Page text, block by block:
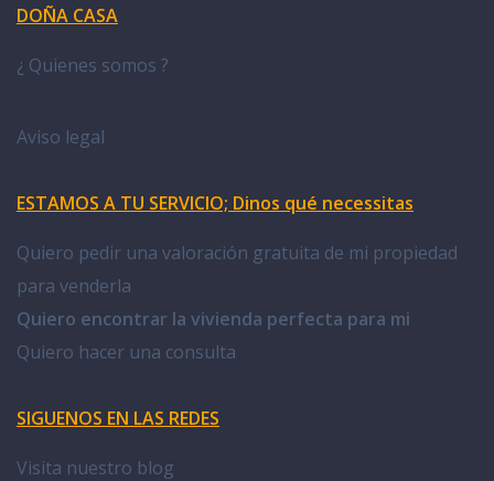
DOÑA CASA
¿ Quienes somos ?
Aviso legal
ESTAMOS A TU SERVICIO; Dinos qué necessitas
Quiero pedir una valoración gratuita de mi propiedad
para venderla
Quiero encontrar la vivienda perfecta para mi
Quiero hacer una consulta
SIGUENOS EN LAS REDES
Visita nuestro blog